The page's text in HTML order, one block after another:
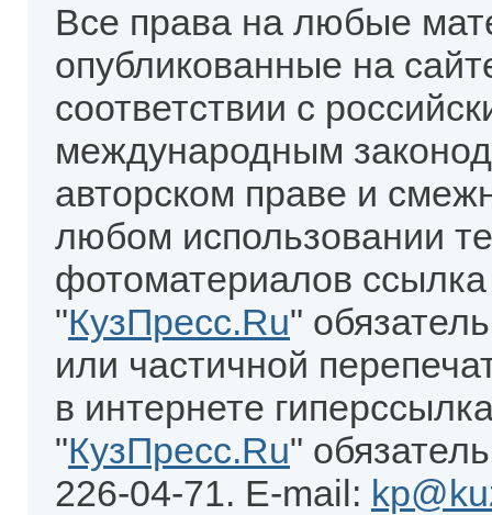
Все права на любые
опубликованные на
соответствии с
международным
авторском праве и
любом использовании
фотоматериалов
"КузПресс.Ru"
или частичной
в интернете
"КузПресс.Ru"
226-04-71. E-mail: